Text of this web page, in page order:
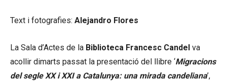
Text i fotografies: Alejandro Flores
La Sala d’Actes de la Biblioteca Francesc Candel va
acollir dimarts passat la presentació del llibre ‘Migracions
del segle XX i XXI a Catalunya: una mirada candeliana’,